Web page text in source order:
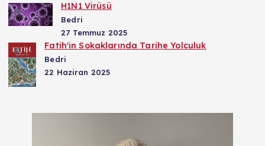
H1N1 Virüsü
Bedri
27 Temmuz 2025
Fatih'in Sokaklarında Tarihe Yolculuk
Bedri
22 Haziran 2025